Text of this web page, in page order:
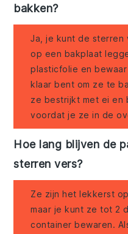
bakken?
Ja, je kunt de sterren
op een bakplaat
plasticfolie en
klaar bent om ze te
ze bestrijkt met ei en
voordat je ze in de
Hoe lang blijven de
sterren vers?
Ze zijn het lekkerst
maar je kunt ze tot 2
container bewaren.